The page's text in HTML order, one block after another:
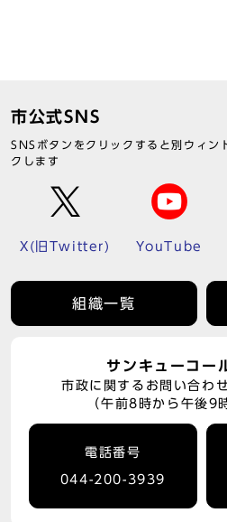
市公式SNS
SNSボタンをクリックすると別ウィン
クします
X(旧Twitter) YouTube
組織一覧
サンキューコー
市政に関するお問い合わ
（午前8時から午後9
電話番号
044-200-3939